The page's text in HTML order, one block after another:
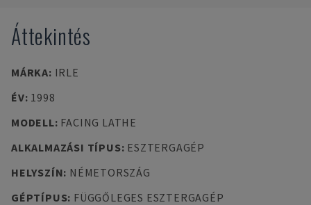
Áttekintés
MÁRKA: IRLE
ÉV: 1998
MODELL: FACING LATHE
ALKALMAZÁSI TÍPUS: ESZTERGAGÉP
HELYSZÍN: NÉMETORSZÁG
GÉPTÍPUS: FÜGGŐLEGES ESZTERGAGÉP